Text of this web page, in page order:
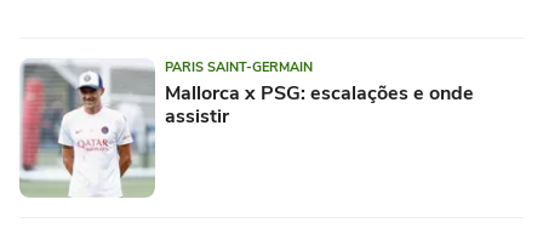
PARIS SAINT-GERMAIN
Mallorca x PSG: escalações e onde
assistir